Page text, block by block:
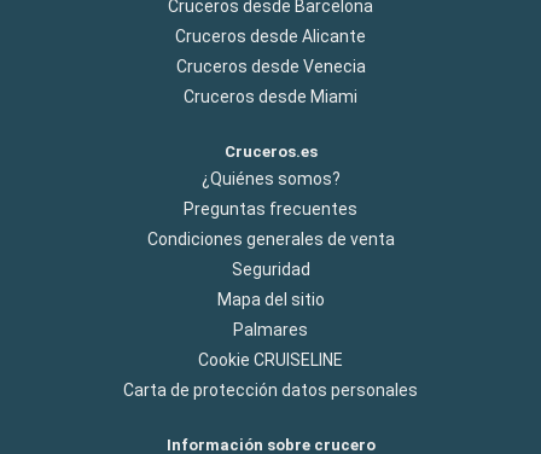
Cruceros desde Barcelona
Cruceros desde Alicante
Cruceros desde Venecia
Cruceros desde Miami
Cruceros.es
¿Quiénes somos?
Preguntas frecuentes
Condiciones generales de venta
Seguridad
Mapa del sitio
Palmares
Cookie CRUISELINE
Carta de protección datos personales
Información sobre crucero